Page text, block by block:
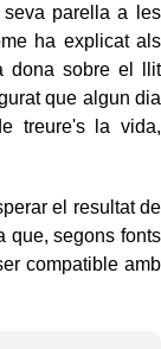
parella a les
ha explicat als
dona sobre el llit
que algun dia
treure's la vida,
el resultat de
que, segons fonts
compatible amb